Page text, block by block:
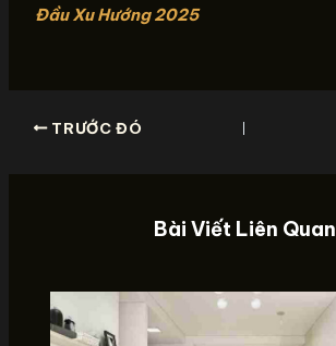
Đầu Xu Hướng 2025
TRƯỚC ĐÓ
Bài Viết Liên Quan